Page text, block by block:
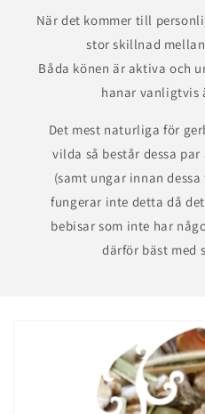
När det kommer till
stor skillnad
Båda könen är aktiva och
hanar vanligtvis
Det mest naturliga för
vilda så består dessa
(samt ungar innan
fungerar inte detta då
bebisar som inte har
därför bäst med